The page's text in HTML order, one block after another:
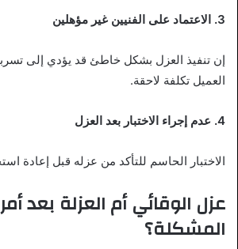
3. الاعتماد على الفنيين غير مؤهلين
إن تنفيذ العزل بشكل خاطئ قد يؤدي إلى
العميل تكلفة لاحقة.
4. عدم إجراء الاختبار بعد العزل
الاختبار الحاسم للتأكد من عزله قبل إعادة
عزل الوقائي أم العزلة بعد
المشكلة؟